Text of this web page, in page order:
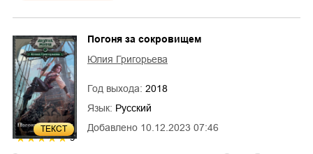
ТЕКСТ
5
Добавлено 10.12.2023 07:46
Погоня за сокровищем
Юлия Григорьева
Год выхода: 2018
Язык: Русский